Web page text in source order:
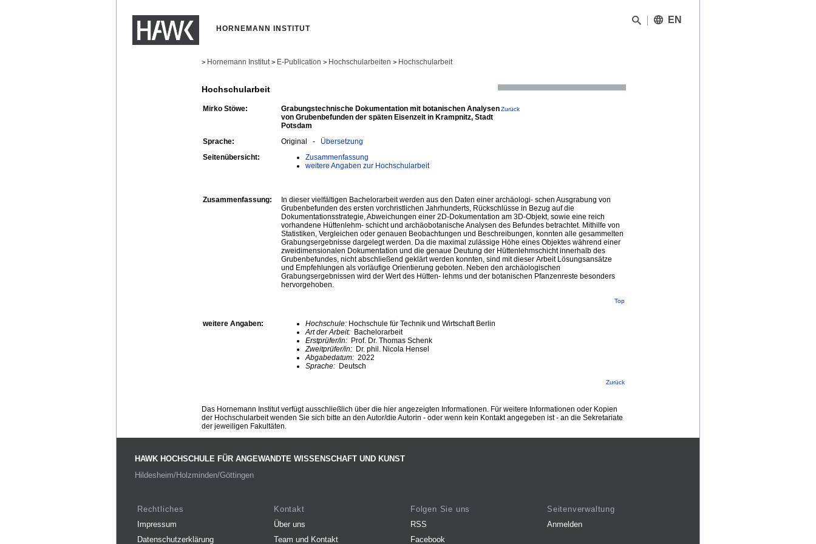
HORNEMANN INSTITUT
EN
> Hornemann Institut > E-Publication > Hochschularbeiten > Hochschularbeit
Hochschularbeit
Mirko Stöwe:
Grabungstechnische Dokumentation mit botanischen Analysen
von Grubenbefunden der späten Eisenzeit in Krampnitz, Stadt
Potsdam
Zurück
Sprache: Original - Übersetzung
Seitenübersicht:
Zusammenfassung
weitere Angaben zur Hochschularbeit
Zusammenfassung:
In dieser vielfältigen Bachelorarbeit werden aus den Daten einer archäologi- schen Ausgrabung von
Grubenbefunden des ersten vorchristlichen Jahrhunderts, Rückschlüsse in Bezug auf die
Dokumentationsstrategie, Abweichungen einer 2D-Dokumentation am 3D-Objekt, sowie eine reich
vorhandene Hüttenlehm- schicht und archäobotanische Analysen des Befundes betrachtet. Mithilfe von
Statistiken, Vergleichen oder genauen Beobachtungen und Beschreibungen, konnten alle gesammelten
Grabungsergebnisse dargelegt werden. Da die maximal zulässige Höhe eines Objektes während einer
zweidimensionalen Dokumentation und die genaue Deutung der Hüttenlehmschicht innerhalb des
Grubenbefundes, nicht abschließend geklärt werden konnten, sind mit dieser Arbeit Lösungsansätze
und Empfehlungen als vorläufige Orientierung geboten. Neben den archäologischen
Grabungsergebnissen wird der Wert des Hütten- lehms und der botanischen Pfanzenreste besonders
hervorgehoben.
Top
weitere Angaben: Hochschule: Hochschule für Technik und Wirtschaft Berlin
Art der Arbeit: Bachelorarbeit
Erstprüfer/in: Prof. Dr. Thomas Schenk
Zweitprüfer/in: Dr. phil. Nicola Hensel
Abgabedatum: 2022
Sprache: Deutsch
Zurück
Das Hornemann Institut verfügt ausschließlich über die hier angezeigten Informationen. Für weitere Informationen oder Kopien
der Hochschularbeit wenden Sie sich bitte an den Autor/die Autorin - oder wenn kein Kontakt angegeben ist - an die Sekretariate
der jeweiligen Fakultäten.
HAWK HOCHSCHULE FÜR ANGEWANDTE WISSENSCHAFT UND KUNST
Hildesheim/Holzminden/Göttingen
Rechtliches
Impressum
Datenschutzerklärung
Kontakt
Über uns
Team und Kontakt
Folgen Sie uns
RSS
Facebook
Seitenverwaltung
Anmelden